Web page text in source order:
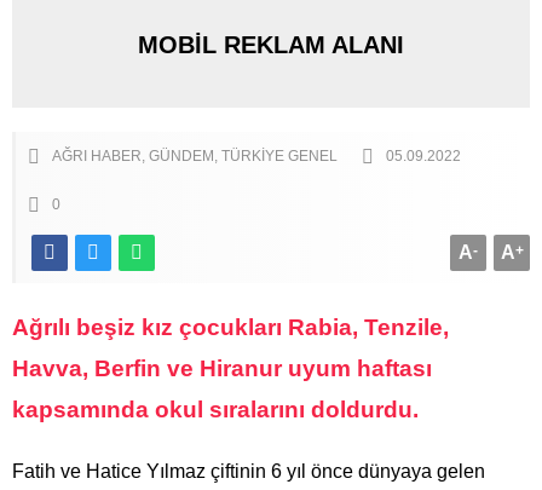
MOBİL REKLAM ALANI
AĞRI HABER GÜNDEM TÜRKIYE GENEL 05.09.2022
0
A+
A-
Ağrılı beşiz kız çocukları Rabia, Tenzile,
Havva, Berfin ve Hiranur uyum haftası
kapsamında okul sıralarını doldurdu.
Fatih ve Hatice Yılmaz çiftinin 6 yıl önce dünyaya gelen